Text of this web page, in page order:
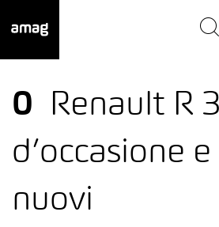
0
Renault R
d’occasione
nuovi